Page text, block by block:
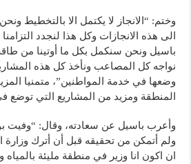
وختم: “الانجاز لا يكتمل الا بالتخطيط
الى هذه الانجازات وكل هذا لنجدد التزامنا
باسيل ونحن سنكمل بكل ما أوتينا من
نواجه كل المصاعب ونأخذ كل هذه
وضعها في خدمة المواطنين”، متمنيا
المنطقة ومزيد من المشاريع التي توضع
وأعرب باسيل عن سعادته، وقال: “وفيت
ولم أتمكن من تحقيقه قبل أن أترك وزارة
ان اكون انا وزير في منطقة مليئة بالمياه